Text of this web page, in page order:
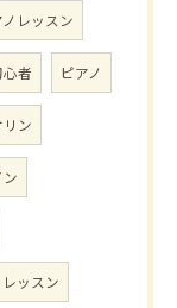
レッスン
心者 ピアノ
リン
ッスン